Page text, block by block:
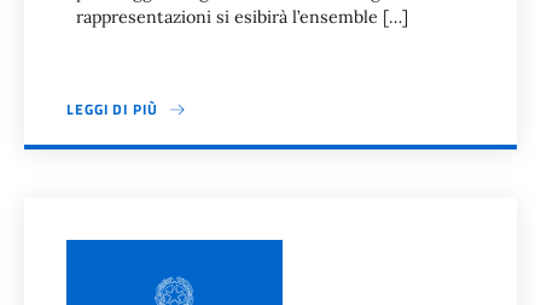
rappresentazioni si esibirà l’ensemble […]
LEGGI DI PIÙ